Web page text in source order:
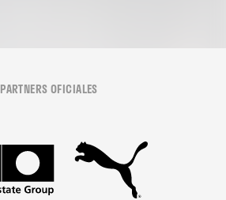
PARTNERS OFICIALES